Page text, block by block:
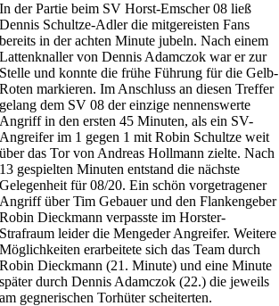
In der Partie beim SV Horst-Emscher 08 ließ
Dennis Schultze-Adler die mitgereisten Fans
bereits in der achten Minute jubeln. Nach einem
Lattenknaller von Dennis Adamczok war er zur
Stelle und konnte die frühe Führung für die Gelb-
Roten markieren. Im Anschluss an diesen Treffer
gelang dem SV 08 der einzige nennenswerte
Angriff in den ersten 45 Minuten, als ein SV-
Angreifer im 1 gegen 1 mit Robin Schultze weit
über das Tor von Andreas Hollmann zielte. Nach
13 gespielten Minuten entstand die nächste
Gelegenheit für 08/20. Ein schön vorgetragener
Angriff über Tim Gebauer und den Flankengeber
Robin Dieckmann verpasste im Horster-
Strafraum leider die Mengeder Angreifer. Weitere
Möglichkeiten erarbeitete sich das Team durch
Robin Dieckmann (21. Minute) und eine Minute
später durch Dennis Adamczok (22.) die jeweils
am gegnerischen Torhüter scheiterten.